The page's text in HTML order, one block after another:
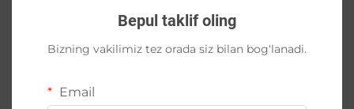
Bepul taklif oling
Bizning vakilimiz tez orada siz bilan bog‘lanadi.
Email